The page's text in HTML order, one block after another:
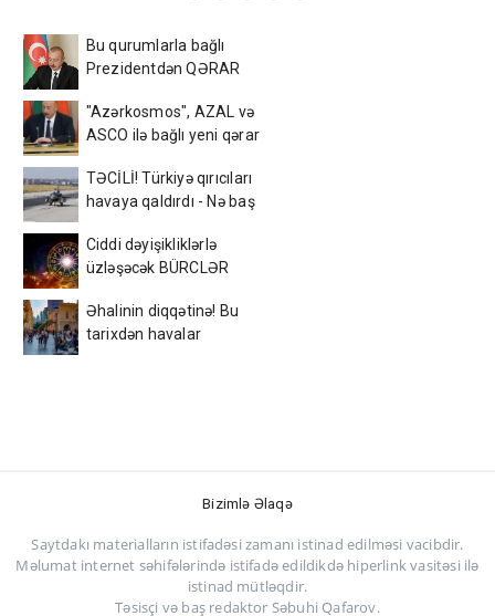
Bu qurumlarla bağlı
Prezidentdən QƏRAR
"Azərkosmos", AZAL və
ASCO ilə bağlı yeni qərar
TƏCİLİ! Türkiyə qırıcıları
havaya qaldırdı - Nə baş
Ciddi dəyişikliklərlə
üzləşəcək BÜRCLƏR
Əhalinin diqqətinə! Bu
tarixdən havalar
Bizimlə Əlaqə
Saytdakı materialların istifadəsi zamanı istinad edilməsi vacibdir.
Məlumat internet səhifələrində istifadə edildikdə hiperlink vasitəsi ilə
istinad mütləqdir.
Təsisçi və baş redaktor Səbuhi Qafarov.